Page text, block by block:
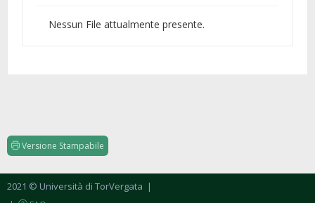
Nessun File attualmente presente.
Versione Stampabile
2021 © Università di TorVergata |